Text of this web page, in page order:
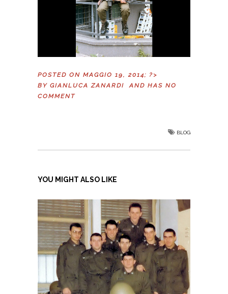
POSTED ON MAGGIO 19, 2014; ?>
BY GIANLUCA ZANARDI AND HAS NO
COMMENT
BLOG
YOU MIGHT ALSO LIKE